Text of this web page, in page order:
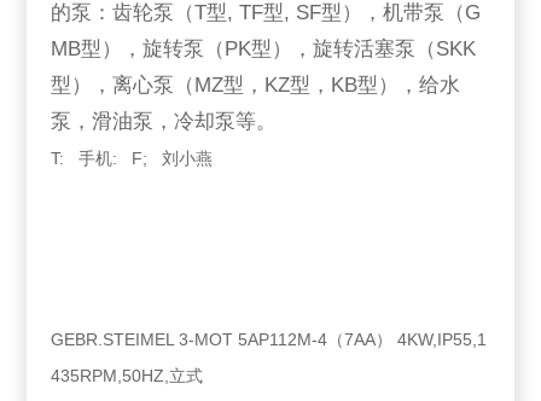
的泵：齿轮泵（T型, TF型, SF型），机带泵（G
MB型），旋转泵（PK型），旋转活塞泵（SKK
型），离心泵（MZ型，KZ型，KB型），给水
泵，滑油泵，冷却泵等。
T: 手机: F; 刘小燕
GEBR.STEIMEL 3-MOT 5AP112M-4（7AA） 4KW,IP55,1
435RPM,50HZ,立式